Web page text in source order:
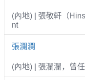
(內地) | 張敬軒（
nt
張瀾瀾
(內地) | 張瀾瀾，曾